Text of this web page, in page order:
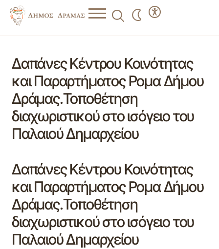
Δαπάνες Κέντρου Κοινότητας
και Παραρτήματος Ρομα Δήμου
Δράμας.Τοποθέτηση
διαχωριστικού στο ισόγειο του
Παλαιού Δημαρχείου
Δαπάνες Κέντρου Κοινότητας
και Παραρτήματος Ρομα Δήμου
Δράμας.Τοποθέτηση
διαχωριστικού στο ισόγειο του
Παλαιού Δημαρχείου